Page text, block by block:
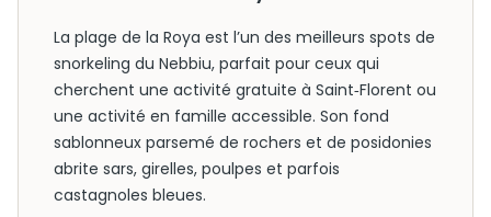
La plage de la Roya est l’un des meilleurs spots de
snorkeling du Nebbiu, parfait pour ceux qui
cherchent une activité gratuite à Saint‑Florent ou
une activité en famille accessible. Son fond
sablonneux parsemé de rochers et de posidonies
abrite sars, girelles, poulpes et parfois
castagnoles bleues.